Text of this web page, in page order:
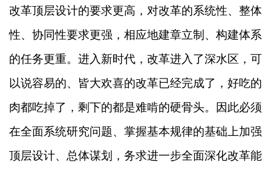
改革顶层设计的要求更高，对改革的系统性、整体
性、协同性要求更强，相应地建章立制、构建体系
的任务更重。进入新时代，改革进入了深水区，可
以说容易的、皆大欢喜的改革已经完成了，好吃的
肉都吃掉了，剩下的都是难啃的硬骨头。因此必须
在全面系统研究问题、掌握基本规律的基础上加强
顶层设计、总体谋划，务求进一步全面深化改革能